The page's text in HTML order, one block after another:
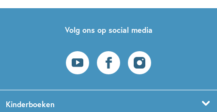
Volg ons op social media
Kinderboeken